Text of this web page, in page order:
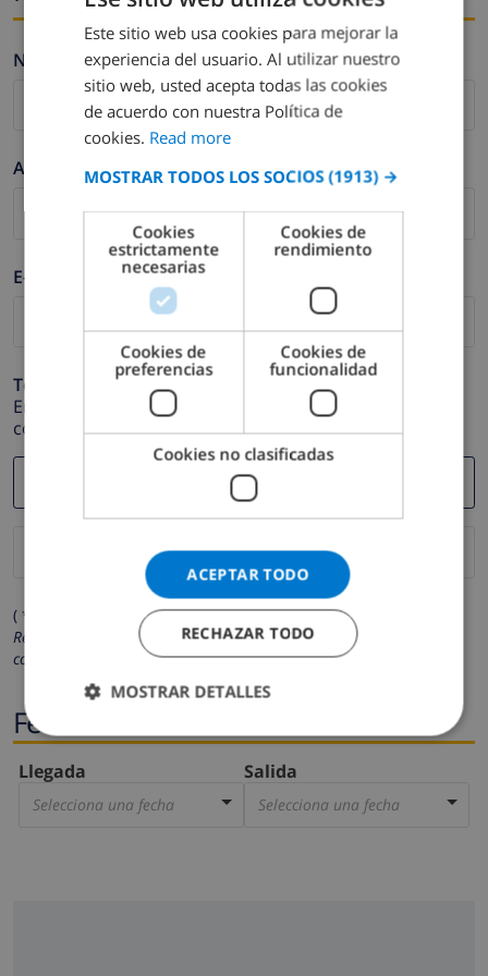
Nombre *
Apellidos *
E-mail *
Teléfono *
En caso de que su dirección de e-mail no funcione
correctamente.
( * Los campos marcados con un asterisco son obligatorios )
Respetamos su privacidad. Sus datos personales no serán
compartidos con ninguna otra persona o empresa.
Fechas
Llegada
Selecciona una fecha
Salida
Selecciona una fecha
ENGLISH
DUTCH
FRENCH
GERMAN
CATALAN
ITALIAN
DANISH
Este sitio web usa cookies para mejorar la
experiencia del usuario. Al utilizar nuestro
sitio web, usted acepta todas las cookies
de acuerdo con nuestra Política de
cookies. Read more
MOSTRAR TODOS LOS SOCIOS (1913) →
Cookies
estrictamente
necesarias
Cookies de
rendimiento
Cookies de
preferencias
Cookies de
funcionalidad
Cookies no clasificadas
ACEPTAR TODO
RECHAZAR TODO
MOSTRAR DETALLES